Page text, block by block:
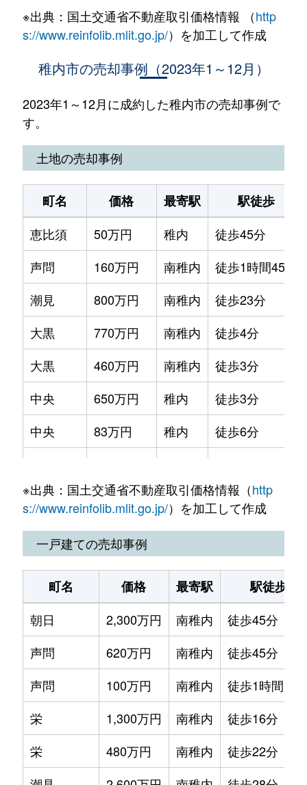
※出典：国土交通省不動産取引価格情報 （http
s://www.reinfolib.mlit.go.jp/）を加工して作成
稚内市の売却事例（2023年1～12月）
2023年1～12月に成約した稚内市の売却事例で
す。
土地の売却事例
町名 価格 最寄駅
駅徒歩
恵比須
50万円 稚内
徒歩45分
声問
160万円 南稚内
徒歩1時間45分
潮見
800万円 南稚内
徒歩23分
大黒
770万円 南稚内
徒歩4分
大黒
460万円 南稚内
徒歩3分
中央
650万円 稚内
徒歩3分
中央
83万円 稚内
徒歩6分
富岡
22万円 南稚内
徒歩45分
富岡
330万円 南稚内
徒歩45分
富岡
290万円 南稚内
徒歩45分
西浜
100万円 南稚内
徒歩1時間15分
萩見
300万円 南稚内
徒歩45分
萩見
140万円 南稚内
徒歩45分
萩見
410万円 南稚内
徒歩45分
萩見
330万円 南稚内
徒歩45分
萩見
250万円 南稚内
徒歩26分
※出典：国土交通省不動産取引価格情報（http
s://www.reinfolib.mlit.go.jp/）を加工して作成
一戸建ての売却事例
町名 価格 最寄駅
駅徒歩
朝日
2,300万円 南稚内
徒歩45分
声問
620万円 南稚内
徒歩45分
声問
100万円 南稚内
徒歩1時間15
栄
1,300万円 南稚内
徒歩16分
栄
480万円 南稚内
徒歩22分